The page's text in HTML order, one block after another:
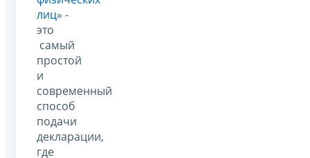
лиц» -
это
самый
простой
и
современный
способ
подачи
декларации,
где